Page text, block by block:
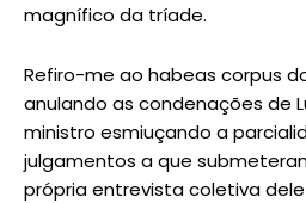
magnífico da tríade.
Refiro-me ao habeas corpus
anulando as condenações de
ministro esmiuçando a
julgamentos a que
própria entrevista coletiva